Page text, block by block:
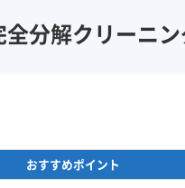
分解クリーニ
おすすめポイント